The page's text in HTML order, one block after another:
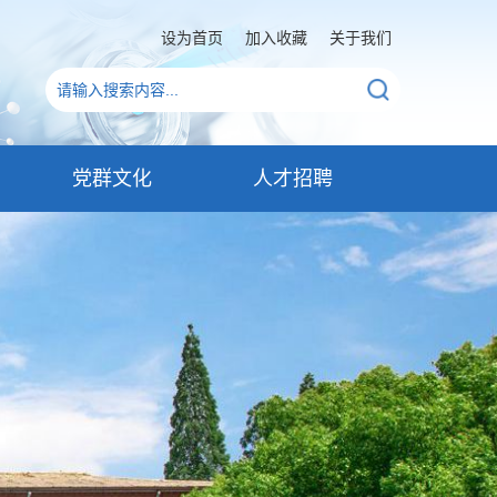
设为首页 加入收藏 关于我们
党群文化 人才招聘